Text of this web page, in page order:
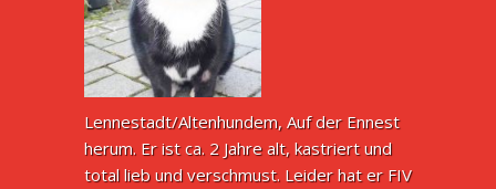
Lennestadt/Altenhundem, Auf der Ennest
herum. Er ist ca. 2 Jahre alt, kastriert und
total lieb und verschmust. Leider hat er FIV